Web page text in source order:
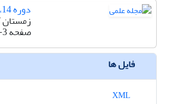
دوره 14، شماره 4
زمستان 1397
صفحه
فایل ها